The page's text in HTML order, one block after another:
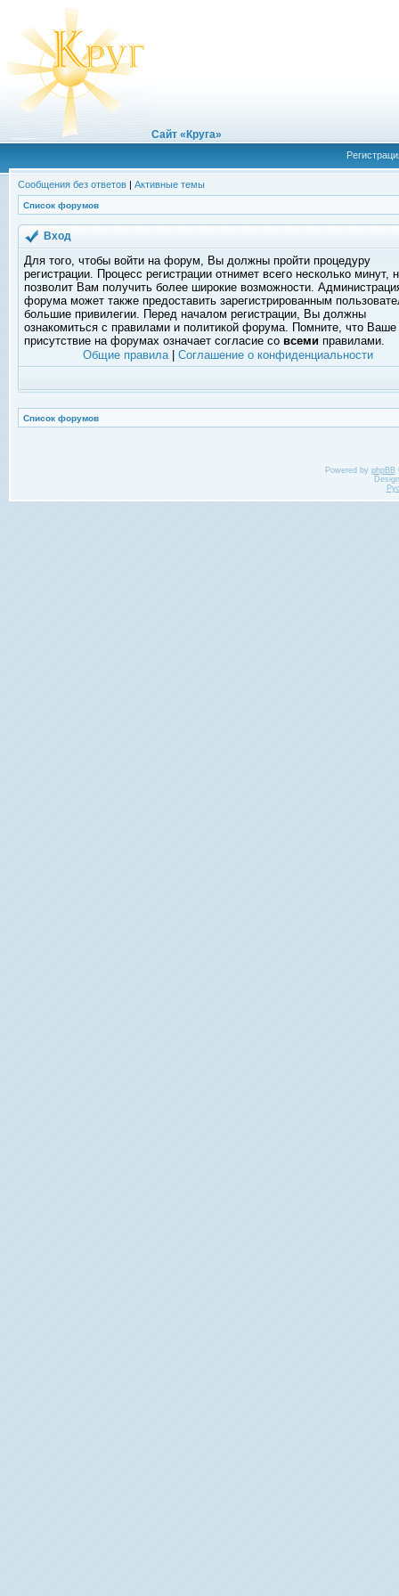
Сайт «Круга»
Сообщения без ответов | Активные темы
Список форумов
Вход
Для того, чтобы войти на форум, Вы должны пройти процедуру
регистрации. Процесс регистрации отнимет всего несколько минут,
позволит Вам получить более широкие возможности.
форума может также предоставить зарегистрированным
большие привилегии. Перед началом регистрации, Вы должны
ознакомиться с правилами и политикой форума. Помните, что Ваше
присутствие на форумах означает согласие со всеми правилами.
Общие правила| Соглашение о конфиденциальности
Список форумов
Powered by phpBB